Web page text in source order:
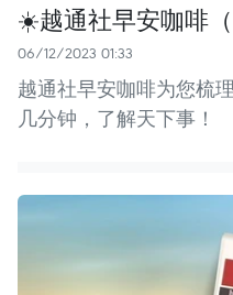
☀️越通社早安咖啡（
06/12/2023 01:33
越通社早安咖啡为您梳
几分钟，了解天下事！